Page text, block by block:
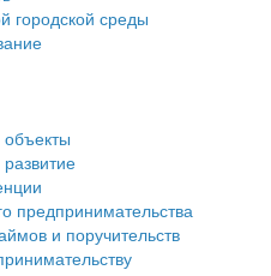
области
округа
ранее учтенных
городской среды
предпринимательства
и поручительств